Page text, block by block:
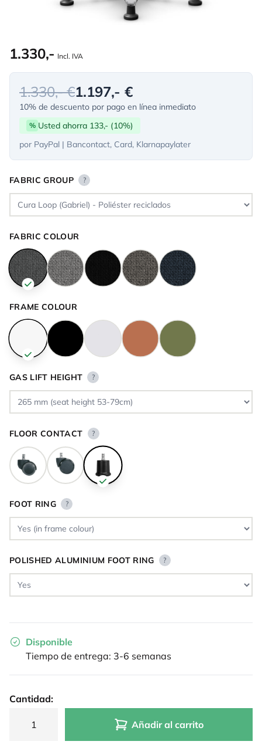
1.330,- Incl. IVA
1.330,- €1.197,- €
10% de descuento por pago en línea inmediato
% Usted ahorra 133,- (10%)
por PayPal | Bancontact, Card, Klarnapaylater
FABRIC GROUP ?
FABRIC COLOUR
FRAME COLOUR
GAS LIFT HEIGHT ?
FLOOR CONTACT ?
FOOT RING ?
POLISHED ALUMINIUM FOOT RING ?
Disponible
Tiempo de entrega: 3-6 semanas
Cantidad:
Añadir al carrito